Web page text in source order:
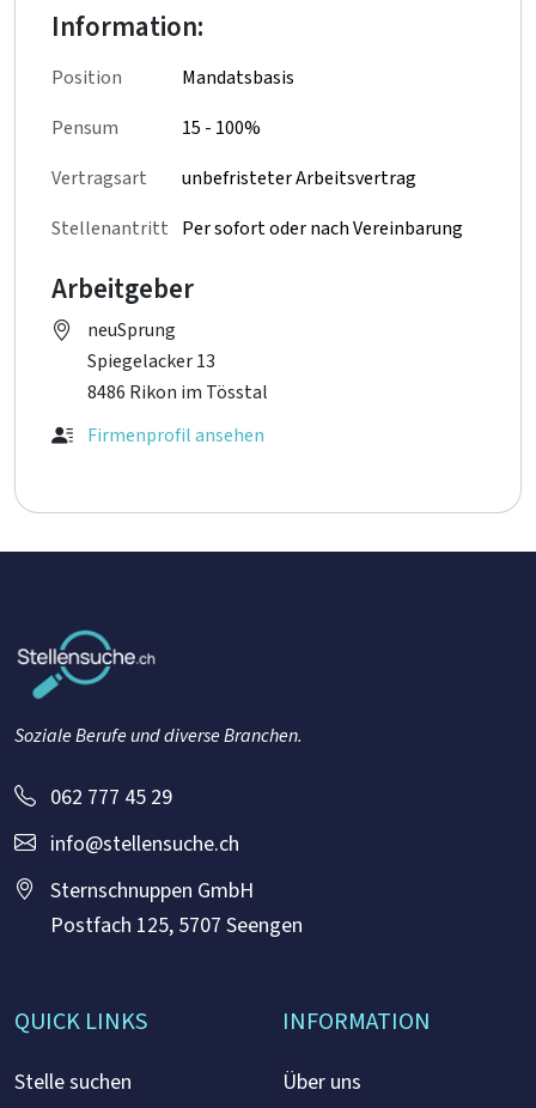
Information:
Position
Mandatsbasis
Pensum
15 - 100%
Vertragsart
unbefristeter Arbeitsvertrag
Stellenantritt Per sofort oder nach Vereinbarung
Arbeitgeber
neuSprung
Spiegelacker 13
8486 Rikon im Tösstal
Firmenprofil ansehen
Soziale Berufe und diverse Branchen.
062 777 45 29
info@stellensuche.ch
Sternschnuppen GmbH
Postfach 125, 5707 Seengen
QUICK LINKS
Stelle suchen
INFORMATION
Über uns